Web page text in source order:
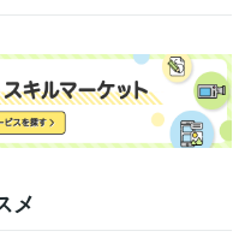
メ